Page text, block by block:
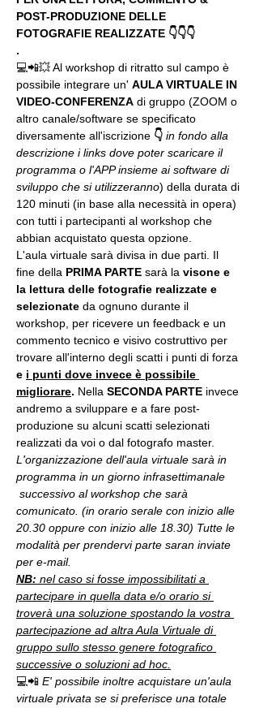
POST-PRODUZIONE DELLE
FOTOGRAFIE REALIZZATE 👇👇👇
.
💻📲💥 Al workshop di ritratto sul campo è
possibile integrare un' AULA VIRTUALE IN
VIDEO-CONFERENZA di gruppo (ZOOM o
altro canale/software se specificato
diversamente all'iscrizione 👇 in fondo alla
descrizione i links dove poter scaricare il
programma o l'APP insieme ai software di
sviluppo che si utilizzeranno) della durata di
120 minuti (in base alla necessità in opera)
con tutti i partecipanti al workshop che
abbian acquistato questa opzione.
L'aula virtuale sarà divisa in due parti. Il
fine della PRIMA PARTE sarà la visone e
la lettura delle fotografie realizzate e
selezionate da ognuno durante il
workshop, per ricevere un feedback e un
commento tecnico e visivo costruttivo per
trovare all'interno degli scatti i punti di forza
e i punti dove invece è possibile
migliorare. Nella SECONDA PARTE invece
andremo a sviluppare e a fare post-
produzione su alcuni scatti selezionati
realizzati da voi o dal fotografo master.
L'organizzazione dell'aula virtuale sarà in
programma in un giorno infrasettimanale
successivo al workshop che sarà
comunicato. (in orario serale con inizio alle
20.30 oppure con inizio alle 18.30) Tutte le
modalità per prendervi parte saran inviate
per e-mail.
NB: nel caso si fosse impossibilitati a
partecipare in quella data e/o orario si
troverà una soluzione spostando la vostra
partecipazione ad altra Aula Virtuale di
gruppo sullo stesso genere fotografico
successive o soluzioni ad hoc.
💻📲 E' possibile inoltre acquistare un'aula
virtuale privata se si preferisce una totale